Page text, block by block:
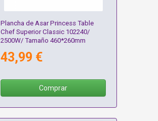
Plancha de Asar Princess Table
Chef Superior Classic 102240/
2500W/ Tamaño 460*260mm
43,99 €
Comprar